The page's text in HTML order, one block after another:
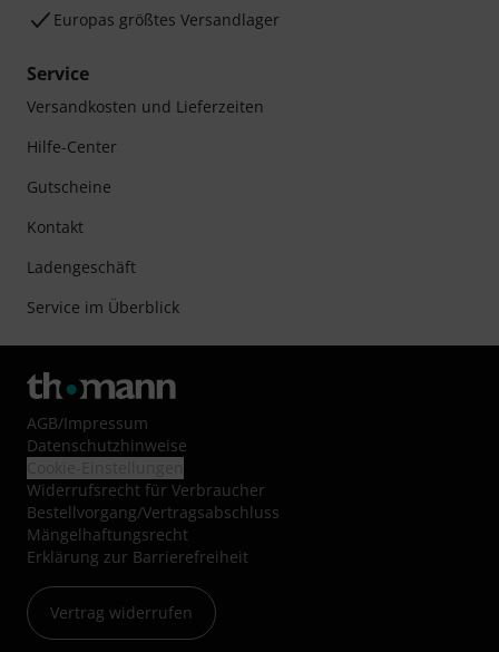
Europas größtes Versandlager
Service
Versandkosten und Lieferzeiten
Hilfe-Center
Gutscheine
Kontakt
Ladengeschäft
Service im Überblick
AGB/Impressum
Datenschutzhinweise
Widerrufsrecht für Verbraucher
Bestellvorgang/Vertragsabschluss
Mängelhaftungsrecht
Erklärung zur Barrierefreiheit
Vertrag widerrufen